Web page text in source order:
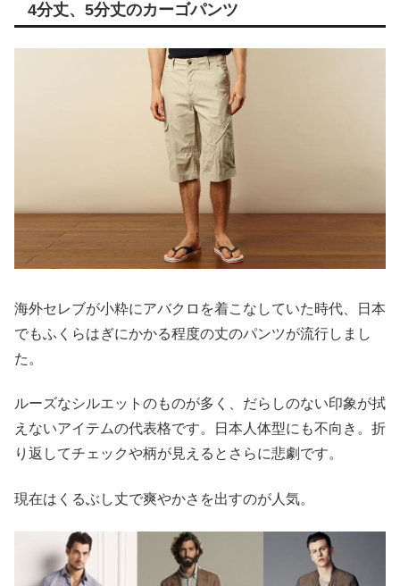
4分丈、5分丈のカーゴパンツ
海外セレブが小粋にアバクロを着こなしていた時代、日本
でもふくらはぎにかかる程度の丈のパンツが流行しまし
た。
ルーズなシルエットのものが多く、だらしのない印象が拭
えないアイテムの代表格です。日本人体型にも不向き。折
り返してチェックや柄が見えるとさらに悲劇です。
現在はくるぶし丈で爽やかさを出すのが人気。